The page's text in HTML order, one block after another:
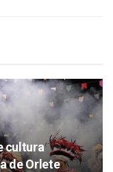
cultura
de Orlete